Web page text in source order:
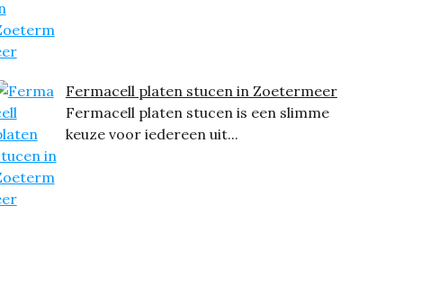
Fermacell platen stucen in Zoetermeer
Fermacell platen stucen is een slimme
keuze voor iedereen uit...